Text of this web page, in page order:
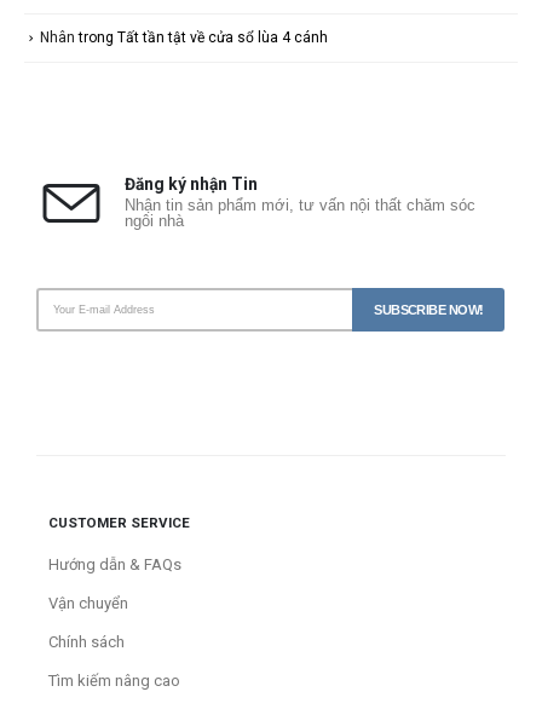
Nhân trong Tất tần tật về cửa sổ lùa 4 cánh
Đăng ký nhận Tin
Nhận tin sản phẩm mới, tư vấn nội thất chăm sóc
ngôi nhà
CUSTOMER SERVICE
Hướng dẫn & FAQs
Vận chuyển
Chính sách
Tìm kiếm nâng cao